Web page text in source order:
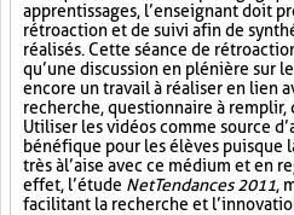
apprentissages, l’enseignant doit
rétroaction et de suivi afin de
réalisés. Cette séance de
qu’une discussion en plénière sur
encore un travail à réaliser en lien
recherche, questionnaire à remplir,
Utiliser les vidéos comme source
bénéfique pour les élèves puisque
très à l’aise avec ce médium et en
effet, l’étude NetTendances 2011,
facilitant la recherche et